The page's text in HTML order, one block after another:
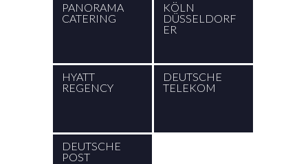
PANORAMA
CATERING
KÖLN
DÜSSELDORF
ER
HYATT
REGENCY
DEUTSCHE
TELEKOM
DEUTSCHE
POST